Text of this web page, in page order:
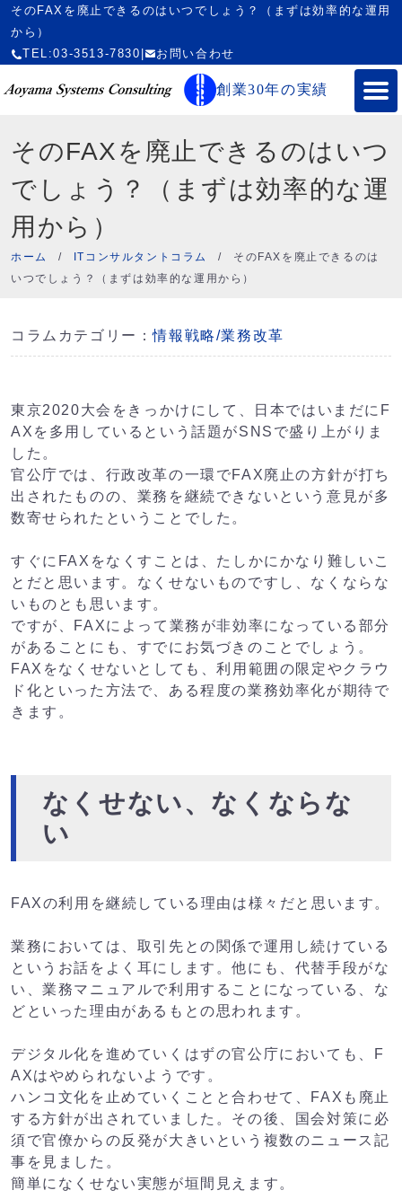
そのFAXを廃止できるのはいつでしょう？（まずは効率的な運用
から）
TEL:03-3513-7830
お問い合わせ
創業30年の実績
そのFAXを廃止できるのはいつ
でしょう？（まずは効率的な運
用から）
ホーム / ITコンサルタントコラム / そのFAXを廃止できるのは
いつでしょう？（まずは効率的な運用から）
コラムカテゴリー：情報戦略/業務改革
東京2020大会をきっかけにして、日本ではいまだにF
AXを多用しているという話題がSNSで盛り上がりま
した。
官公庁では、行政改革の一環でFAX廃止の方針が打ち
出されたものの、業務を継続できないという意見が多
数寄せられたということでした。
すぐにFAXをなくすことは、たしかにかなり難しいこ
とだと思います。なくせないものですし、なくならな
いものとも思います。
ですが、FAXによって業務が非効率になっている部分
があることにも、すでにお気づきのことでしょう。
FAXをなくせないとしても、利用範囲の限定やクラウ
ド化といった方法で、ある程度の業務効率化が期待で
きます。
なくせない、なくならな
い
FAXの利用を継続している理由は様々だと思います。
業務においては、取引先との関係で運用し続けている
というお話をよく耳にします。他にも、代替手段がな
い、業務マニュアルで利用することになっている、な
どといった理由があるもとの思われます。
デジタル化を進めていくはずの官公庁においても、F
AXはやめられないようです。
ハンコ文化を止めていくことと合わせて、FAXも廃止
する方針が出されていました。その後、国会対策に必
須で官僚からの反発が大きいという複数のニュース記
事を見ました。
簡単になくせない実態が垣間見えます。